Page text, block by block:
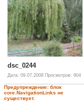
dsc_0244
Дата: 09.07.2008 Просмотров: 904
Предупреждение: блок
core.NavigationLinks не
существует.